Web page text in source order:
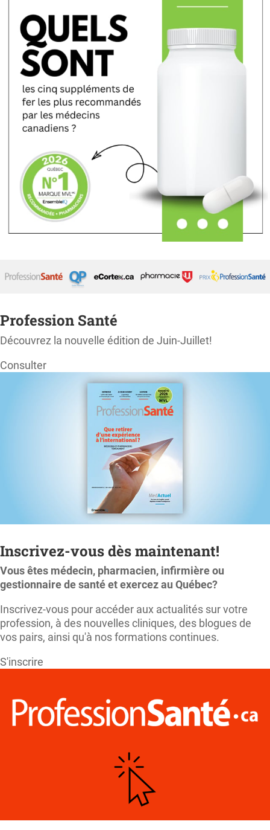
Profession Santé
Découvrez la nouvelle édition de Juin-Juillet!
Consulter
Inscrivez-vous dès maintenant!
Vous êtes médecin, pharmacien, infirmière ou
gestionnaire de santé et exercez au Québec?
Inscrivez-vous pour accéder aux actualités sur votre
profession, à des nouvelles cliniques, des blogues de
vos pairs, ainsi qu'à nos formations continues.
S'inscrire